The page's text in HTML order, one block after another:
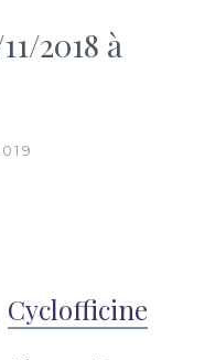
2018 à
Cyclofficine